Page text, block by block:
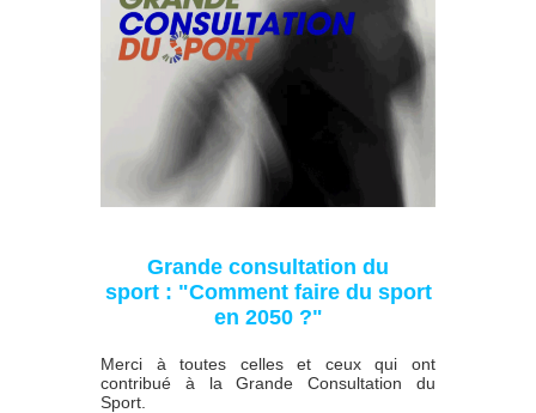
Grande consultation du
sport : "Comment faire du sport
en 2050 ?"
Merci à toutes celles et ceux qui ont
contribué à la Grande Consultation du
Sport.